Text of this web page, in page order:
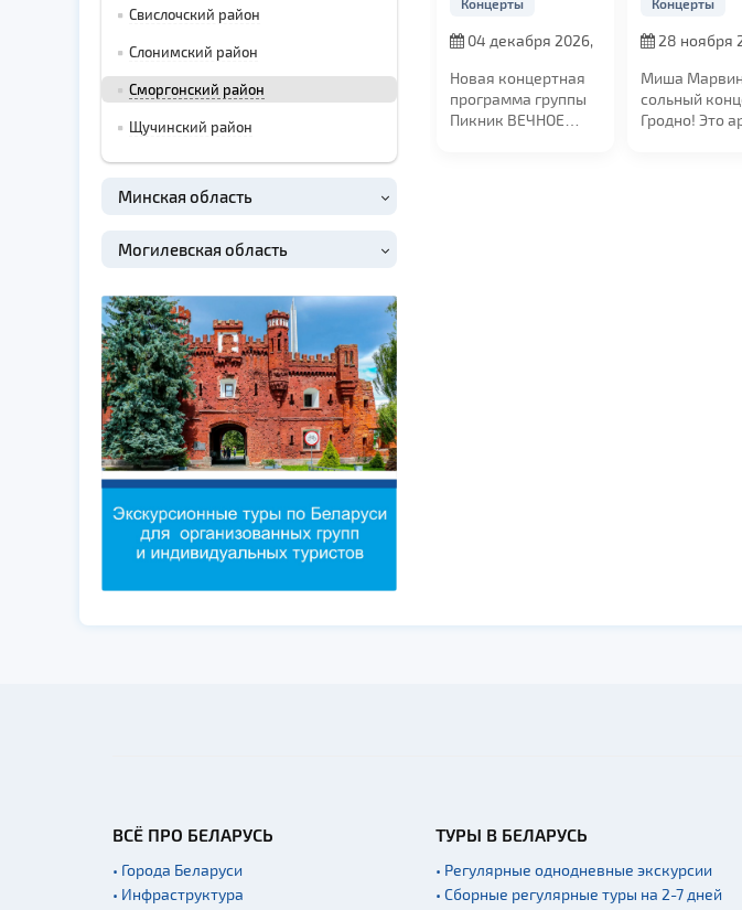
Свислочский район
Слонимский район
Сморгонский район
Щучинский район
Минская область
Могилевская область
04 декабря 2026,
Новая концертная
программа группы
Пикник ВЕЧНОЕ
Легендарная...
28 ноября 2026, в
Миша Марвин, даст
сольный концерт в
Гродно! Это артист,
ВСЁ ПРО БЕЛАРУСЬ
• Города Беларуси
• Инфраструктура
ТУРЫ В БЕЛАРУСЬ
• Регулярные однодневные экскурсии
• Сборные регулярные туры на 2-7 дней